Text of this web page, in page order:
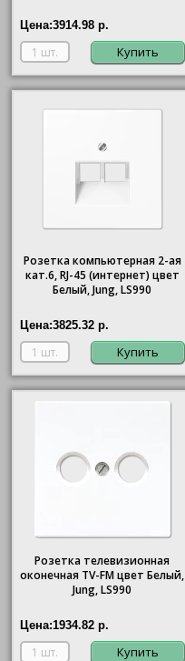
Цена:3914.98 р.
Купить
Розетка компьютерная 2-ая
кат.6, RJ-45 (интернет) цвет
Белый, Jung, LS990
Цена:3825.32 р.
Купить
Розетка телевизионная
оконечная ТV-FМ цвет Белый,
Jung, LS990
Цена:1934.82 р.
Купить